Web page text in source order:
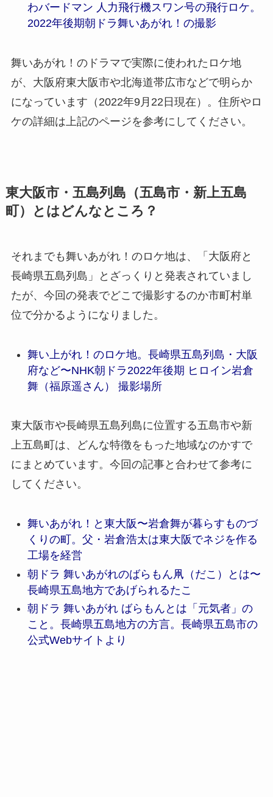
わバードマン 人力飛行機スワン号の飛行ロケ。
2022年後期朝ドラ舞いあがれ！の撮影
舞いあがれ！のドラマで実際に使われたロケ地
が、大阪府東大阪市や北海道帯広市などで明らか
になっています（2022年9月22日現在）。住所やロ
ケの詳細は上記のページを参考にしてください。
東大阪市・五島列島（五島市・新上五島
町）とはどんなところ？
それまでも舞いあがれ！のロケ地は、「大阪府と
長崎県五島列島」とざっくりと発表されていまし
たが、今回の発表でどこで撮影するのか市町村単
位で分かるようになりました。
舞い上がれ！のロケ地。長崎県五島列島・大阪
府など〜NHK朝ドラ2022年後期 ヒロイン岩倉
舞（福原遥さん） 撮影場所
東大阪市や長崎県五島列島に位置する五島市や新
上五島町は、どんな特徴をもった地域なのかすで
にまとめています。今回の記事と合わせて参考に
してください。
舞いあがれ！と東大阪〜岩倉舞が暮らすものづ
くりの町。父・岩倉浩太は東大阪でネジを作る
工場を経営
朝ドラ 舞いあがれのばらもん凧（だこ）とは〜
長崎県五島地方であげられるたこ
朝ドラ 舞いあがれ ばらもんとは「元気者」の
こと。長崎県五島地方の方言。長崎県五島市の
公式Webサイトより